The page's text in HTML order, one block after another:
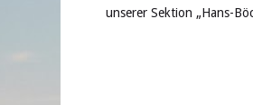
unserer Sektion „Hans-